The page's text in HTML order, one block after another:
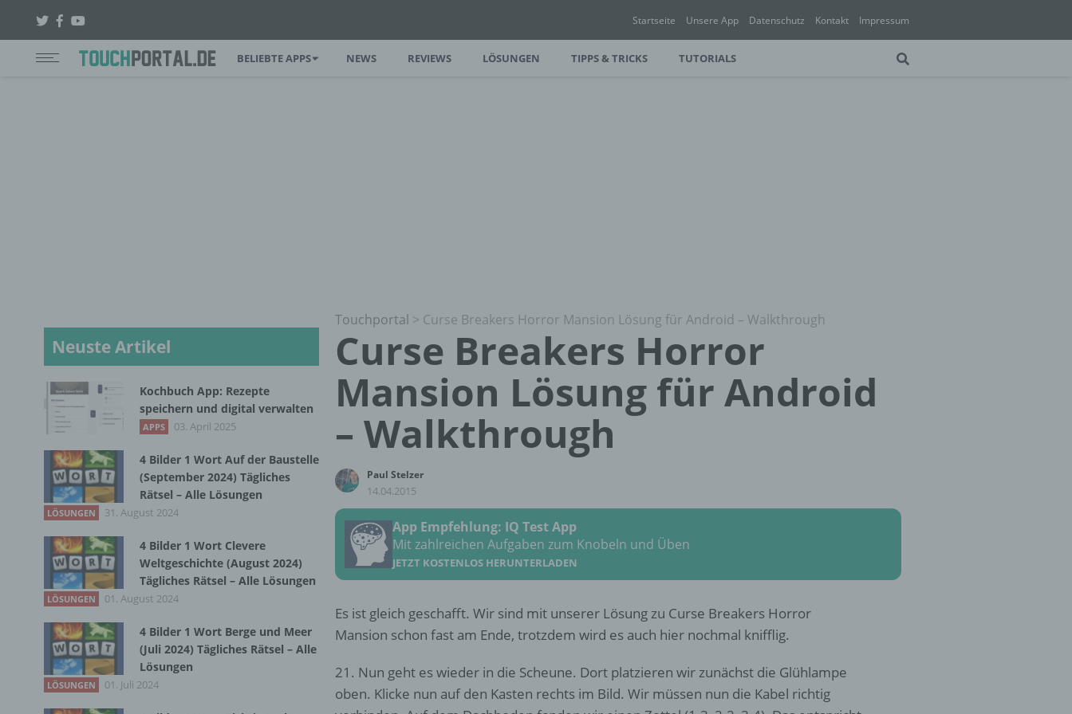
Startseite Unsere App Datenschutz Kontakt Impressum
BELIEBTE APPS NEWS REVIEWS LÖSUNGEN TIPPS & TRICKS TUTORIALS
Touchportal > Curse Breakers Horror Mansion Lösung für Android – Walkthrough
Curse Breakers Horror
Mansion Lösung für Android
– Walkthrough
Paul Stelzer
14.04.2015
App Empfehlung: IQ Test App
Mit zahlreichen Aufgaben zum Knobeln und Üben
JETZT KOSTENLOS HERUNTERLADEN
Es ist gleich geschafft. Wir sind mit unserer Lösung zu Curse Breakers Horror
Mansion schon fast am Ende, trotzdem wird es auch hier nochmal knifflig.
21. Nun geht es wieder in die Scheune. Dort platzieren wir zunächst die Glühlampe
oben. Klicke nun auf den Kasten rechts im Bild. Wir müssen nun die Kabel richtig
Neuste Artikel
Kochbuch App: Rezepte
speichern und digital verwalten
APPS 03. April 2025
4 Bilder 1 Wort Auf der Baustelle
(September 2024) Tägliches
Rätsel – Alle Lösungen
LÖSUNGEN 31. August 2024
4 Bilder 1 Wort Clevere
Weltgeschichte (August 2024)
Tägliches Rätsel – Alle Lösungen
LÖSUNGEN 01. August 2024
4 Bilder 1 Wort Berge und Meer
(Juli 2024) Tägliches Rätsel – Alle
Lösungen
LÖSUNGEN 01. Juli 2024